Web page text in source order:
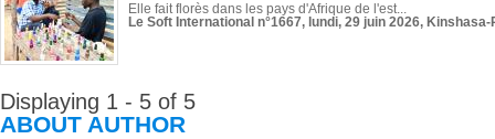
Elle fait florès dans les pays d'Afrique de l'est...
Le Soft International n°1667, lundi, 29 juin 2026,
Displaying 1 - 5 of 5
ABOUT AUTHOR